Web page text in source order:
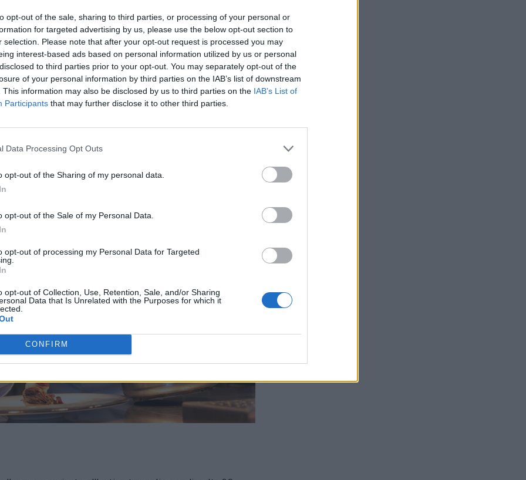
opt-out of the sale, sharing to third parties, or processing of your personal or
for targeted advertising by us, please use the below opt-out section to
selection. Please note that after your opt-out request is processed you may
interest-based ads based on personal information utilized by us or personal
to third parties prior to your opt-out. You may separately opt-out of the
of your personal information by third parties on the IAB’s list of downstream
This information may also be disclosed by us to third parties on the IAB’s List of
Participants that may further disclose it to other third parties.
Data Processing Opt Outs
opt-out of the Sharing of my personal data.
opt-out of the Sale of my Personal Data.
opt-out of processing my Personal Data for Targeted
opt-out of Collection, Use, Retention, Sale, and/or Sharing
Data that Is Unrelated with the Purposes for which it
CONFIRM
delCastello di Guarene, indirizzoRelais &
riconoscendo nelle pennellate marroni le
le uve di moscato. Con solo 12 camere degne di
in un’oasi di privacy che dispone al contempo di
e una biblioteca in cui sfogliare antichi volumi.